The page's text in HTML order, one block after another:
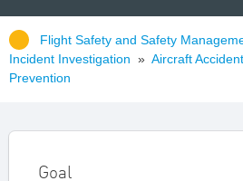
Flight Safety and Safety
Incident Investigation » Aircraft
Prevention
Goal